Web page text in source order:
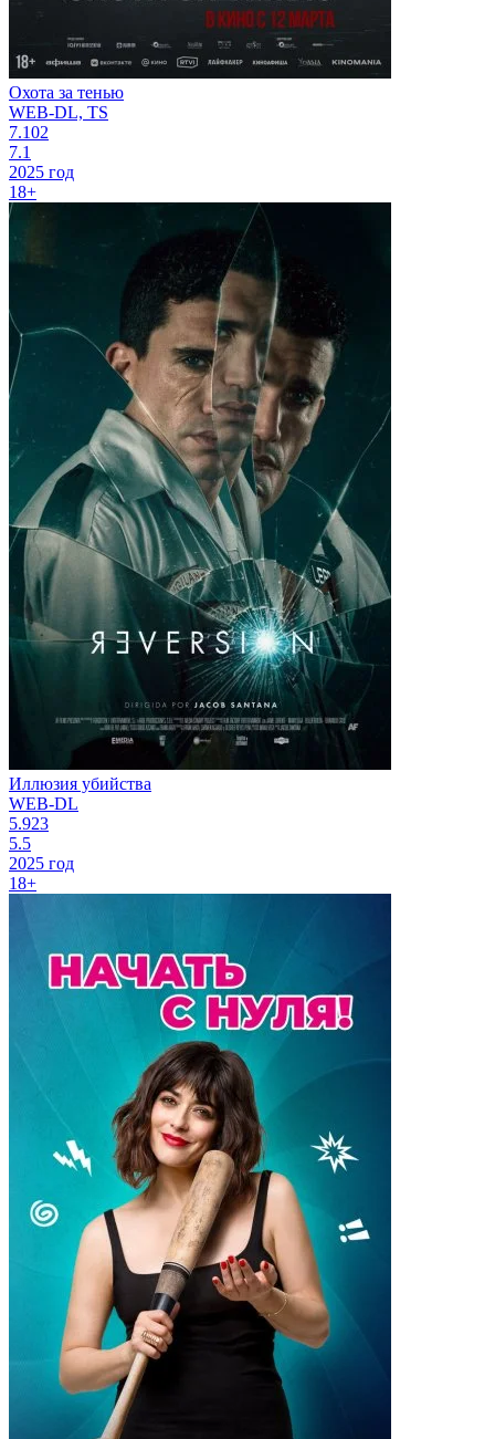
Охота за тенью
WEB-DL, TS
7.102
7.1
2025 год
18+
Иллюзия убийства
WEB-DL
5.923
5.5
2025 год
18+